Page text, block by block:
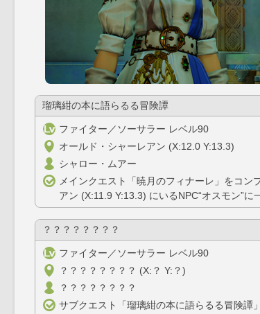
瑠璃紺の本に語らるる冒険譚
ファイター／ソーサラー レベル90
オールド・シャーレアン (X:12.0 Y:13.3)
シャロー・ムアー
メインクエスト「暁月のフィナーレ」をコン
アン (X:11.9 Y:13.3) にいるNPC“オスモン”に
？？？？？？？？
ファイター／ソーサラー レベル90
？？？？？？？？ (X:？ Y:？)
？？？？？？？？
サブクエスト「瑠璃紺の本に語らるる冒険譚